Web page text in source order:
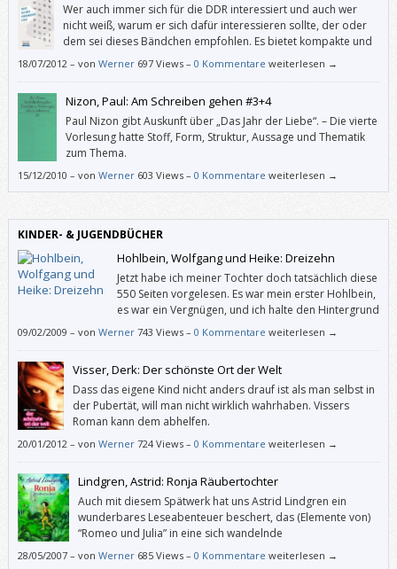
Wer auch immer sich für die DDR interessiert und auch wer
nicht weiß, warum er sich dafür interessieren sollte, der oder
dem sei dieses Bändchen empfohlen. Es bietet kompakte und
eingängig aufbereitete Information darüber, wie es war, in
18/07/2012 – von Werner 697 Views – 0 Kommentare weiterlesen →
Nizon, Paul: Am Schreiben gehen #3+4
Paul Nizon gibt Auskunft über „Das Jahr der Liebe“. – Die vierte
Vorlesung hatte Stoff, Form, Struktur, Aussage und Thematik
zum Thema.
15/12/2010 – von Werner 603 Views – 0 Kommentare weiterlesen →
KINDER- & JUGENDBÜCHER
Hohlbein, Wolfgang und Heike: Dreizehn
Jetzt habe ich meiner Tochter doch tatsächlich diese
550 Seiten vorgelesen. Es war mein erster Hohlbein,
es war ein Vergnügen, und ich halte den Hintergrund
von „Dreizehn“ für plausibler als den von Stephen
09/02/2009 – von Werner 743 Views – 0 Kommentare weiterlesen →
Visser, Derk: Der schönste Ort der Welt
Dass das eigene Kind nicht anders drauf ist als man selbst in
der Pubertät, will man nicht wirklich wahrhaben. Vissers
Roman kann dem abhelfen.
20/01/2012 – von Werner 724 Views – 0 Kommentare weiterlesen →
Lindgren, Astrid: Ronja Räubertochter
Auch mit diesem Spätwerk hat uns Astrid Lindgren ein
wunderbares Leseabenteuer beschert, das (Elemente von)
“Romeo und Julia” in eine sich wandelnde
Räubergesellschaft stellt.
28/05/2007– von Werner 685 Views – 0 Kommentare weiterlesen →